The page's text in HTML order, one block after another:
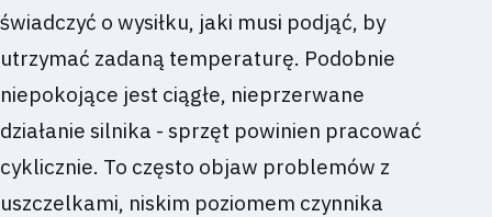
świadczyć o wysiłku, jaki musi podjąć, by
utrzymać zadaną temperaturę. Podobnie
niepokojące jest ciągłe, nieprzerwane
działanie silnika - sprzęt powinien pracować
cyklicznie. To często objaw problemów z
uszczelkami, niskim poziomem czynnika